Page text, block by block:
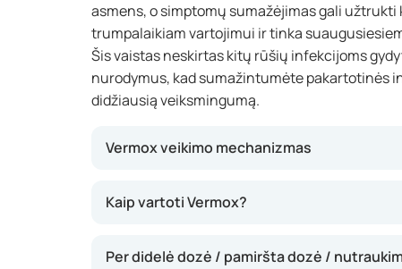
asmens, o simptomų sumažėjimas gali užtrukti
trumpalaikiam vartojimui ir tinka
Šis vaistas neskirtas kitų rūšių infekcijoms
nurodymus, kad sumažintumėte pakartotinės
didžiausią veiksmingumą.
Vermox veikimo mechanizmas
Šis vaistas naikina žarnyno kirmėles, kad
su išmatomis. Vermox sutrikdo kirmėlių
pilvo skausmas ir viduriavimas. Vaistas veikia
Kaip vartoti Vermox?
Per didelė dozė / pamiršta dozė /